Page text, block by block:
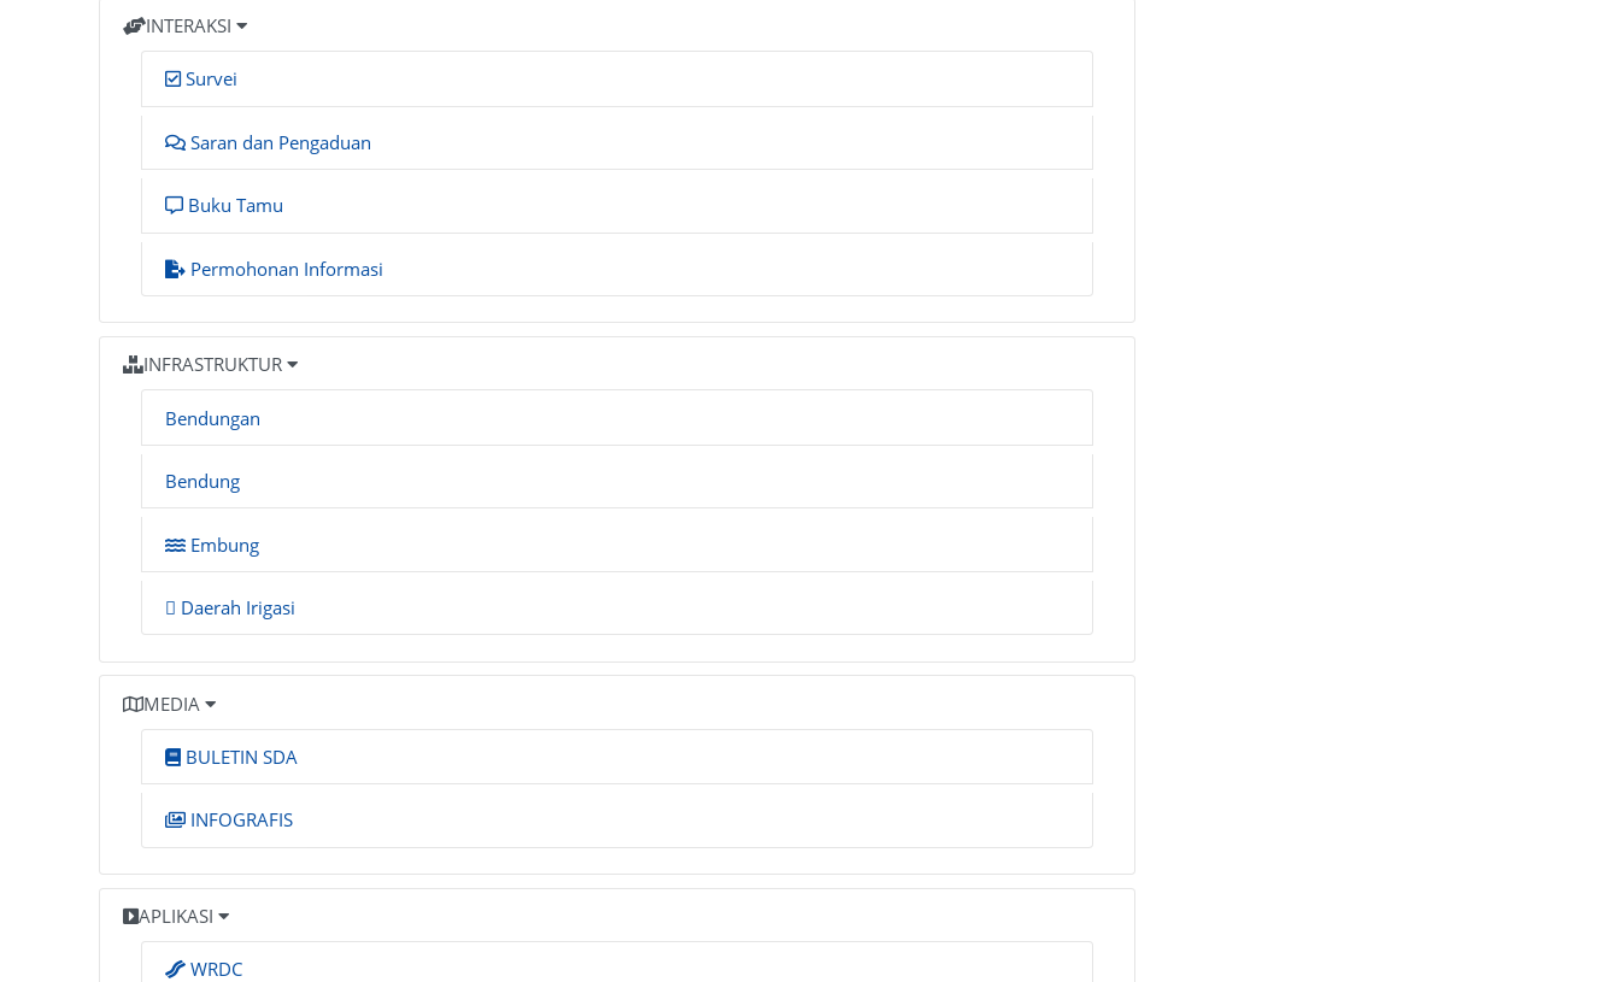
INTERAKSI
Survei
Saran dan Pengaduan
Buku Tamu
Permohonan Informasi
INFRASTRUKTUR
Bendungan
Bendung
Embung
Daerah Irigasi
MEDIA
BULETIN SDA
INFOGRAFIS
APLIKASI
WRDC